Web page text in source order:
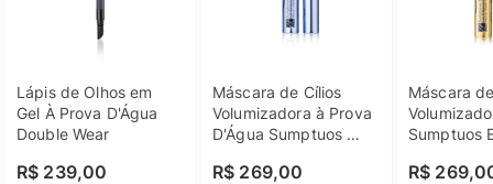
Lápis de Olhos em
Gel À Prova D'Água
Double Wear
R$ 239,00
Máscara de Cílios
Volumizadora à Prova
D'Água Sumptuos
R$ 269,00
Máscara
Sumptuos
R$